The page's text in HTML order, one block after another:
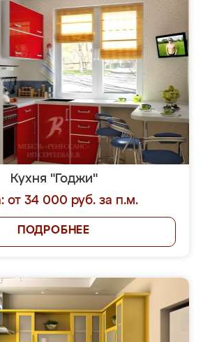
Кухня "Годжи"
от 34 000 руб. за п.м.
ПОДРОБНЕЕ